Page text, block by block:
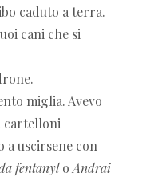
caduto a terra.
cani che si
miglia. Avevo
cartelloni
a uscirsene con
fentanylo Andrai